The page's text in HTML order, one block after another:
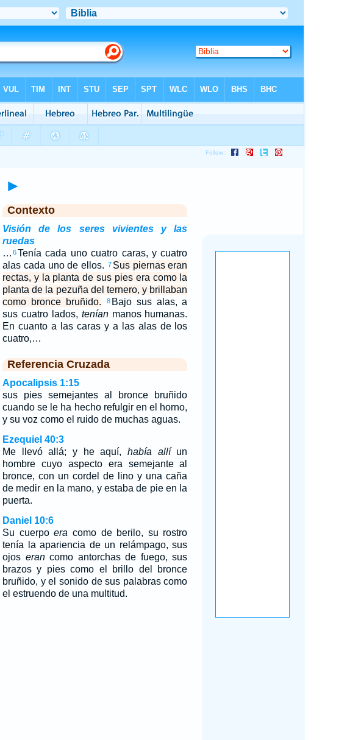
►
Contexto
Visión de los seres vivientes y las
ruedas
… 6Tenía cada uno cuatro caras, y cuatro
alas cada uno de ellos. 7 Sus piernas eran
rectas, y la planta de sus pies era como la
planta de la pezuña del ternero, y brillaban
como bronce bruñido.
8 Bajo sus alas, a
sus cuatro lados, teníanmanos humanas.
En cuanto a las caras y a las alas de los
cuatro,…
Referencia Cruzada
Apocalipsis 1:15
sus pies semejantes al bronce bruñido
cuando se le ha hecho refulgir en el horno,
y su voz como el ruido de muchas aguas.
Ezequiel 40:3
Me llevó allá; y he aquí,había allíun
hombre cuyo aspecto era semejante al
bronce, con un cordel de lino y una caña
de medir en la mano, y estaba de pie en la
puerta.
Daniel 10:6
Su cuerpoera como de berilo, su rostro
tenía la apariencia de un relámpago, sus
ojos erancomo antorchas de fuego, sus
brazos y pies como el brillo del bronce
bruñido, y el sonido de sus palabras como
el estruendo de una multitud.